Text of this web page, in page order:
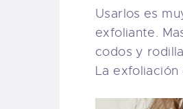
Usarlos es
exfoliante.
codos y
La exfoliación